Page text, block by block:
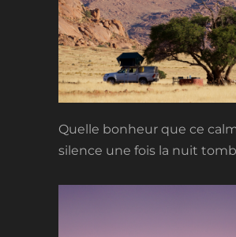
Quelle bonheur que ce
silence une fois la nuit